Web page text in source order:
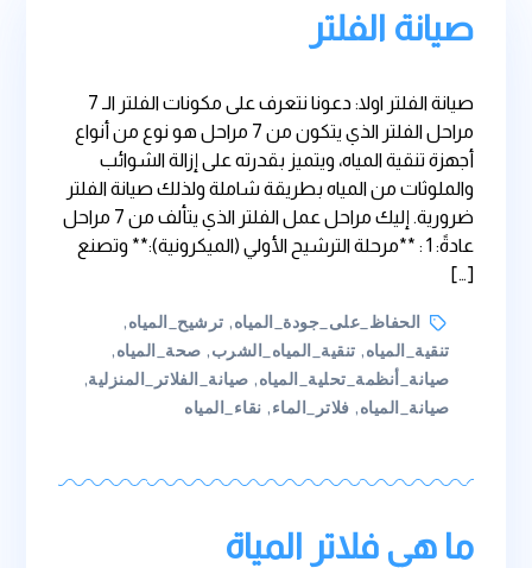
صيانة الفلتر
صيانة الفلتر اولا: دعونا نتعرف على مكونات الفلتر الـ 7
مراحل الفلتر الذي يتكون من 7 مراحل هو نوع من أنواع
أجهزة تنقية المياه، ويتميز بقدرته على إزالة الشوائب
والملوثات من المياه بطريقة شاملة ولذلك صيانة الفلتر
ضرورية. إليك مراحل عمل الفلتر الذي يتألف من 7 مراحل
عادةً: 1 : **مرحلة الترشيح الأولي (الميكرونية):** وتصنع
[…]
Tagsالحفاظ_على_جودة_المياه, ترشيح_المياه,
تنقية_المياه, تنقية_المياه_الشرب, صحة_المياه,
صيانة_أنظمة_تحلية_المياه, صيانة_الفلاتر_المنزلية,
صيانة_المياه, فلاتر_الماء, نقاء_المياه
ما هي فلاتر المياة